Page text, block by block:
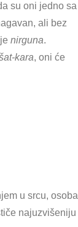
su oni jedno sa
ali bez
nirguna.
kara, oni će
u srcu, osoba
najuzvišeniju